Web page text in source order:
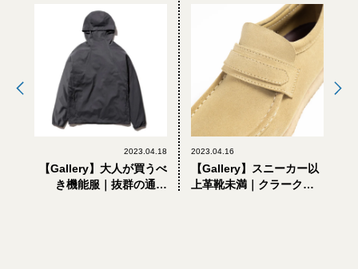
2023.04.18
【Gallery】大人が買うべ
き機能服｜抜群の通気
2023.04.16
【Gallery】スニーカー以
上革靴未満｜クラーク